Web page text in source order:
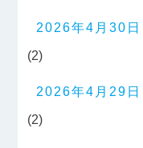
2026年4月30日
(2)
2026年4月29日
(2)